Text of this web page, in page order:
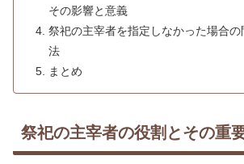
その影響と意義
祭祀の主宰者を指定しなかった場合
法
まとめ
祭祀の主宰者の役割とその重